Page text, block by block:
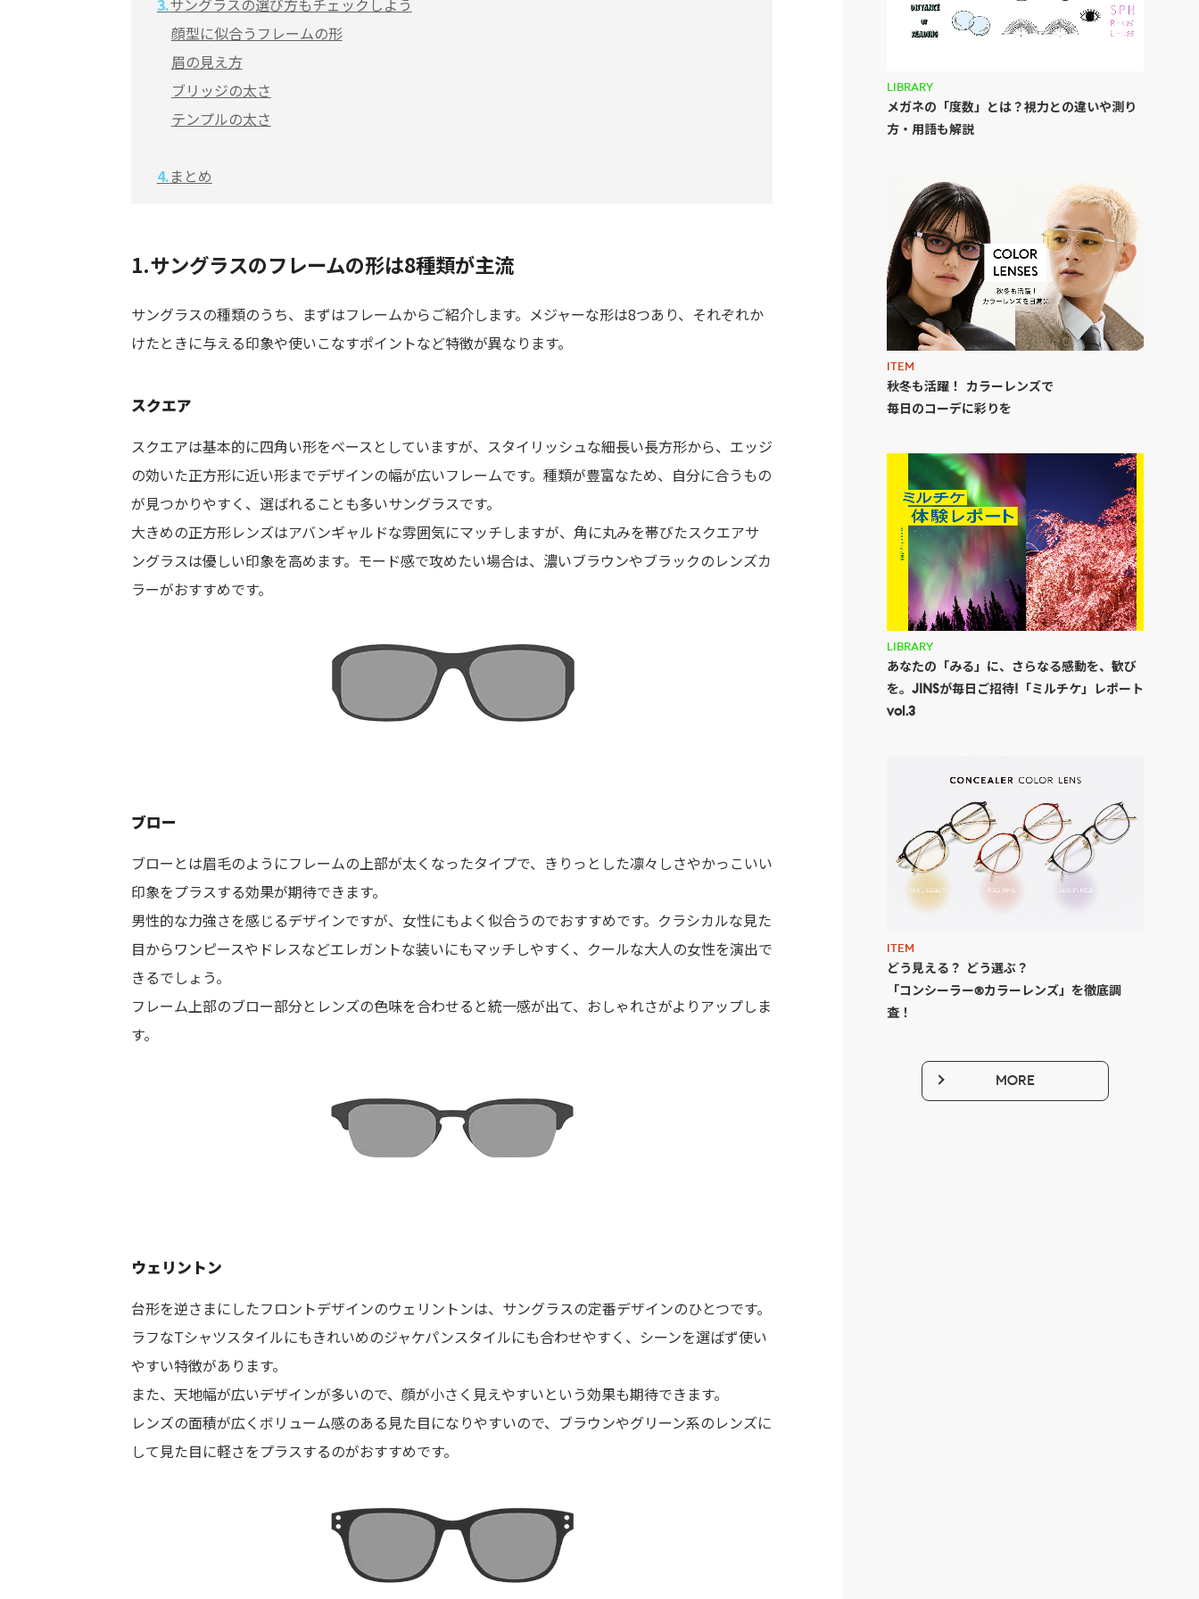
顔型に似合うフレームの形
眉の見え方
ブリッジの太さ
テンプルの太さ
4.まとめ
1.サングラスのフレームの形は8種類が主流
サングラスの種類のうち、まずはフレームからご紹介します。メジャーな形は8つあり、それぞれか
けたときに与える印象や使いこなすポイントなど特徴が異なります。
スクエア
スクエアは基本的に四角い形をベースとしていますが、スタイリッシュな細長い長方形から、エッジ
の効いた正方形に近い形までデザインの幅が広いフレームです。種類が豊富なため、自分に合うもの
が見つかりやすく、選ばれることも多いサングラスです。
大きめの正方形レンズはアバンギャルドな雰囲気にマッチしますが、角に丸みを帯びたスクエアサ
ングラスは優しい印象を高めます。モード感で攻めたい場合は、濃いブラウンやブラックのレンズカ
ラーがおすすめです。
ブロー
ブローとは眉毛のようにフレームの上部が太くなったタイプで、きりっとした凛々しさやかっこいい
印象をプラスする効果が期待できます。
男性的な力強さを感じるデザインですが、女性にもよく似合うのでおすすめです。クラシカルな見た
目からワンピースやドレスなどエレガントな装いにもマッチしやすく、クールな大人の女性を演出で
きるでしょう。
フレーム上部のブロー部分とレンズの色味を合わせると統一感が出て、おしゃれさがよりアップしま
す。
ウェリントン
台形を逆さまにしたフロントデザインのウェリントンは、サングラスの定番デザインのひとつです。
ラフなTシャツスタイルにもきれいめのジャケパンスタイルにも合わせやすく、シーンを選ばず使い
やすい特徴があります。
また、天地幅が広いデザインが多いので、顔が小さく見えやすいという効果も期待できます。
レンズの面積が広くボリューム感のある見た目になりやすいので、ブラウンやグリーン系のレンズに
して見た目に軽さをプラスするのがおすすめです。
LIBRARY
メガネの「度数」とは？視力との違いや測り
方・用語も解説
ITEM
秋冬も活躍！ カラーレンズで
毎日のコーデに彩りを
LIBRARY
あなたの「みる」に、さらなる感動を、歓び
を。JINSが毎日ご招待!「ミルチケ」レポート
vol.3
ITEM
どう見える？ どう選ぶ？
「コンシーラー®カラーレンズ」を徹底調
査！
MORE